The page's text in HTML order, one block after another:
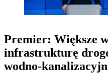
Premier: Większe
infrastrukturę
wodno-